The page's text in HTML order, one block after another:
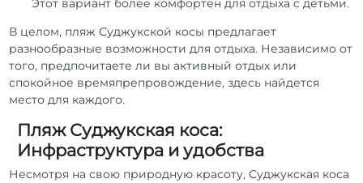
Этот вариант более комфортен для отдыха с детьми.
В целом, пляж Суджукской косы предлагает
разнообразные возможности для отдыха. Независимо от
того, предпочитаете ли вы активный отдых или
спокойное времяпрепровождение, здесь найдется
место для каждого.
Пляж Суджукская коса:
Инфраструктура и удобства
Несмотря на свою природную красоту, Суджукская коса